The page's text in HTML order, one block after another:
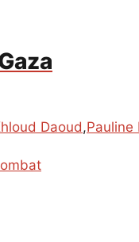
Daoud,Pauline